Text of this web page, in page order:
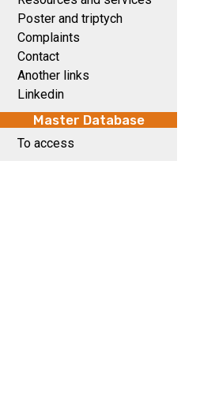
Poster and triptych
Complaints
Contact
Another links
Linkedin
Master Database
To access